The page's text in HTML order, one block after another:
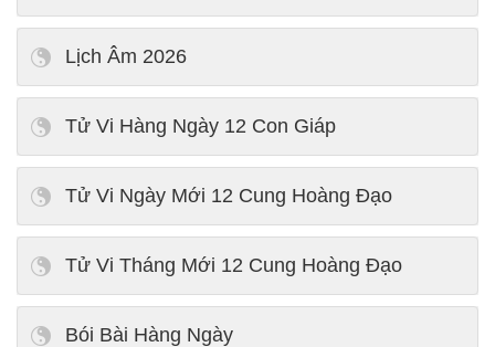
Lịch Âm 2026
Tử Vi Hàng Ngày 12 Con Giáp
Tử Vi Ngày Mới 12 Cung Hoàng Đạo
Tử Vi Tháng Mới 12 Cung Hoàng Đạo
Bói Bài Hàng Ngày